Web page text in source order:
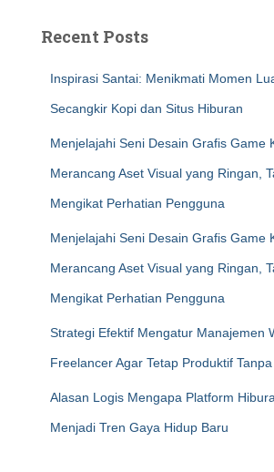
Recent Posts
Inspirasi Santai: Menikmati Momen
Secangkir Kopi dan Situs Hiburan
Menjelajahi Seni Desain Grafis Game
Merancang Aset Visual yang Ringan,
Mengikat Perhatian Pengguna
Menjelajahi Seni Desain Grafis Game
Merancang Aset Visual yang Ringan,
Mengikat Perhatian Pengguna
Strategi Efektif Mengatur Manajemen
Freelancer Agar Tetap Produktif
Alasan Logis Mengapa Platform
Menjadi Tren Gaya Hidup Baru